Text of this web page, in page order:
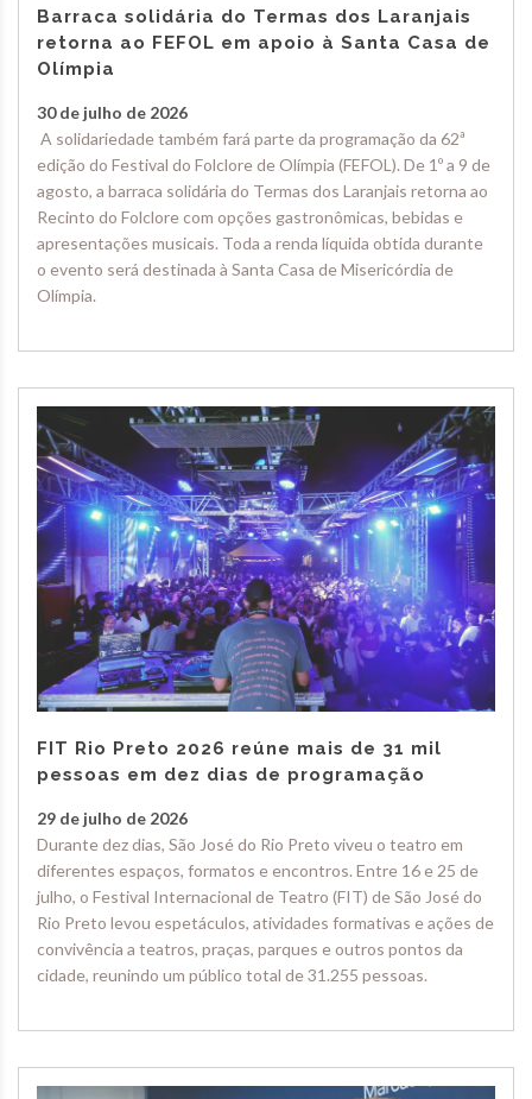
Barraca solidária do Termas dos Laranjais
retorna ao FEFOL em apoio à Santa Casa de
Olímpia
30 de julho de 2026
A solidariedade também fará parte da programação da 62ª
edição do Festival do Folclore de Olímpia (FEFOL). De 1º a 9 de
agosto, a barraca solidária do Termas dos Laranjais retorna ao
Recinto do Folclore com opções gastronômicas, bebidas e
apresentações musicais. Toda a renda líquida obtida durante
o evento será destinada à Santa Casa de Misericórdia de
Olímpia.
FIT Rio Preto 2026 reúne mais de 31 mil
pessoas em dez dias de programação
29 de julho de 2026
Durante dez dias, São José do Rio Preto viveu o teatro em
diferentes espaços, formatos e encontros. Entre 16 e 25 de
julho, o Festival Internacional de Teatro (FIT) de São José do
Rio Preto levou espetáculos, atividades formativas e ações de
convivência a teatros, praças, parques e outros pontos da
cidade, reunindo um público total de 31.255 pessoas.